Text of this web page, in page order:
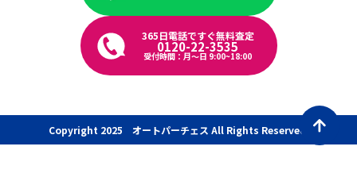
365日電話ですぐ無料査定
0120-22-3535
受付時間：月〜日 9:00~18:00
Copyright 2025 オートパーチェス All Rights Reserved.